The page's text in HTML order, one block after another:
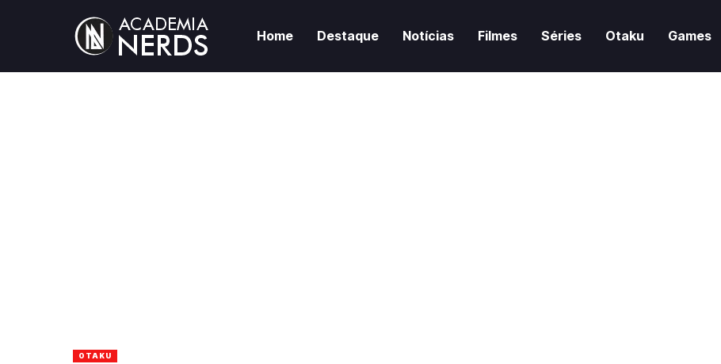
Home Destaque Notícias Filmes Séries Otaku Games
OTAKU